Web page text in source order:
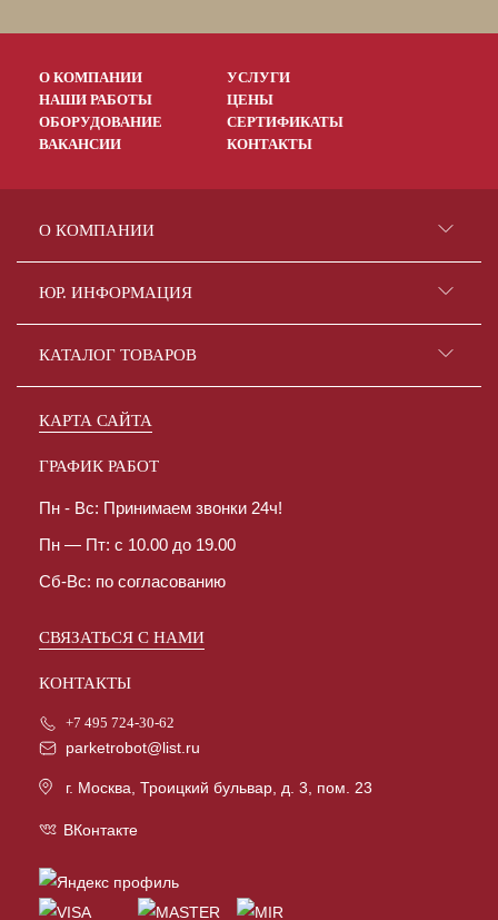
О КОМПАНИИ
УСЛУГИ
НАШИ РАБОТЫ
ЦЕНЫ
ОБОРУДОВАНИЕ
СЕРТИФИКАТЫ
ВАКАНСИИ
КОНТАКТЫ
О КОМПАНИИ
ЮР. ИНФОРМАЦИЯ
КАТАЛОГ ТОВАРОВ
КАРТА САЙТА
ГРАФИК РАБОТ
Пн - Вс: Принимаем звонки 24ч!
Пн — Пт: с 10.00 до 19.00
Сб-Вс: по согласованию
СВЯЗАТЬСЯ С НАМИ
КОНТАКТЫ
+7 495 724-30-62
parketrobot@list.ru
г. Москва, Троицкий бульвар, д. 3, пом. 23
ВКонтакте